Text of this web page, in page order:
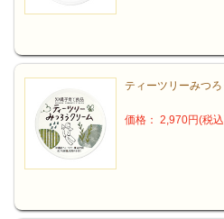
ティーツリーみつ
価格： 2,970円(税